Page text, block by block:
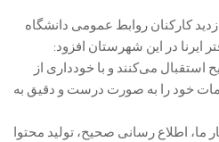
کارکنان روابط عمومی دانشگاه
ایرنا در این شهرستان افزود:
می‌کنند و با خودداری از
خود را به صورت درست و دقیق به
اطلاع رسانی صحیح، تولید محتوا